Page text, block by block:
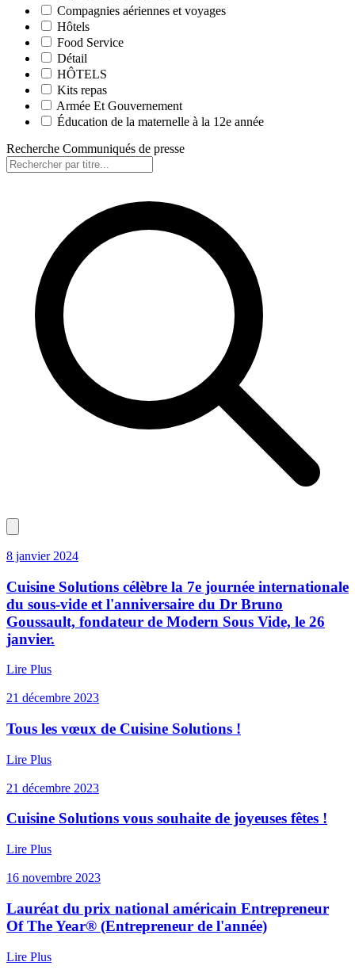
Compagnies aériennes et voyages
Hôtels
Food Service
Détail
HÔTELS
Kits repas
Armée Et Gouvernement
Éducation de la maternelle à la 12e année
Recherche Communiqués de presse
8 janvier 2024
Cuisine Solutions célèbre la 7e journée internationale
du sous-vide et l'anniversaire du Dr Bruno
Goussault, fondateur de Modern Sous Vide, le 26
janvier.
Lire Plus
21 décembre 2023
Tous les vœux de Cuisine Solutions !
Lire Plus
21 décembre 2023
Cuisine Solutions vous souhaite de joyeuses fêtes !
Lire Plus
16 novembre 2023
Lauréat du prix national américain Entrepreneur
Of The Year® (Entrepreneur de l'année)
Lire Plus